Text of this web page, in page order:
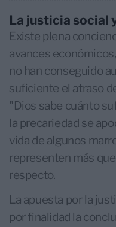
La justicia social
Existe plena
avances
no han conseguido
suficiente el atraso
"Dios sabe cuánto
la precariedad se
vida de algunos
representen más
respecto.
La apuesta por la
por finalidad la